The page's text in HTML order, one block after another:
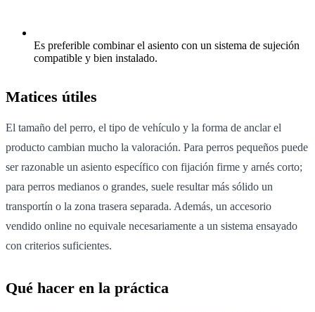
Es preferible combinar el asiento con un sistema de sujeción
compatible y bien instalado.
Matices útiles
El tamaño del perro, el tipo de vehículo y la forma de anclar el
producto cambian mucho la valoración. Para perros pequeños puede
ser razonable un asiento específico con fijación firme y arnés corto;
para perros medianos o grandes, suele resultar más sólido un
transportín o la zona trasera separada. Además, un accesorio
vendido online no equivale necesariamente a un sistema ensayado
con criterios suficientes.
Qué hacer en la práctica